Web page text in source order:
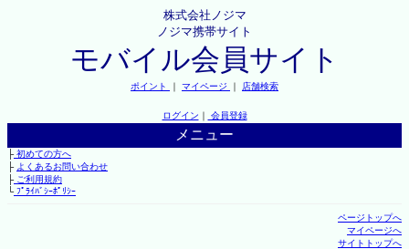
株式会社ノジマ
ノジマ携帯サイト
モバイル会員サイト
ポイント ｜ マイページ ｜ 店舗検索
ログイン ｜ 会員登録
メニュー
├初めての方へ
├ よくあるお問い合わせ
├ご利用規約
└ﾌﾟﾗｲﾊﾞｼｰﾎﾟﾘｼｰ
ページトップへ
マイページへ
サイトトップへ